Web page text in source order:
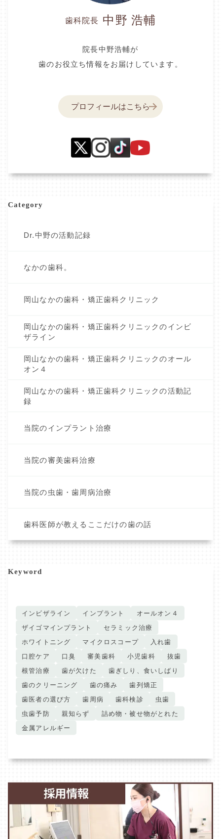
歯科院長 中野 浩輔
院長中野浩輔が
歯のお役立ち情報をお届けしています。
プロフィールはこちら
Category
Dr.中野の活動記録
なかの歯科。
岡山なかの歯科・矯正歯科クリニック
岡山なかの歯科・矯正歯科クリニックのインビ
ザライン
岡山なかの歯科・矯正歯科クリニックのオール
オン４
岡山なかの歯科・矯正歯科クリニックの活動記
録
当院のインプラント治療
当院の審美歯科治療
当院の虫歯・歯周病治療
歯科医師が教えるここだけの歯の話
Keyword
インビザライン インプラント
オールオン４
ザイゴマインプラント
セラミック治療
ホワイトニング
マイクロスコープ
入れ歯
口腔ケア
口臭 審美歯科 小児歯科
抜歯
根管治療
歯が欠けた
歯ぎしり、食いしばり
歯のクリーニング
歯の痛み
歯列矯正
歯医者の選び方
歯周病 歯科検診
虫歯
虫歯予防
親知らず
詰め物・被せ物がとれた
金属アレルギー